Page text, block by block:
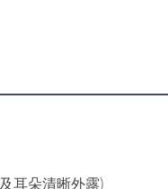
耳朵清晰外露)